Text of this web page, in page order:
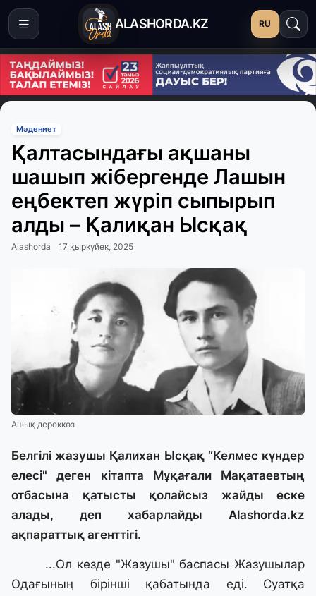
ALASHORDA.KZ RU
Мәдениет
Қалтасындағы ақшаны
шашып жібергенде Лашын
еңбектеп жүріп сыпырып
алды – Қалиқан Ысқақ
Alashorda 17 қыркүйек, 2025
Ашық дереккөз
Белгілі жазушы Қалихан Ысқақ “Келмес күндер
елесі" деген кітапта Мұқағали Мақатаевтың
отбасына қатысты қолайсыз жайды еске
алады, деп хабарлайды Alashorda.kz
ақпараттық агенттігі.
...Ол кезде "Жазушы" баспасы Жазушылар
Одағының бірінші қабатында еді. Суатқа